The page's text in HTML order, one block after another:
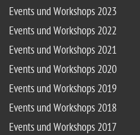
Events und Workshops 2023
Events und Workshops 2022
Events und Workshops 2021
Events und Workshops 2020
Events und Workshops 2019
Events und Workshops 2018
Events und Workshops 2017